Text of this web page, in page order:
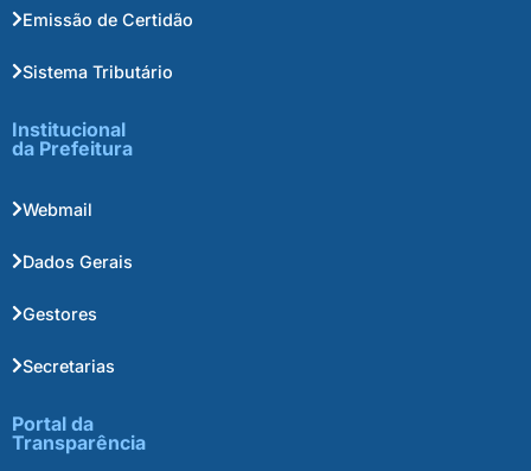
Emissão de Certidão
Sistema Tributário
Institucional
da Prefeitura
Webmail
Dados Gerais
Gestores
Secretarias
Portal da
Transparência